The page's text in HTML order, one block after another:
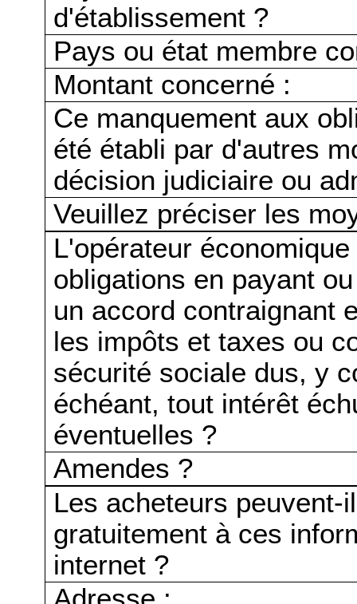
d'établissement ?
Pays ou état membre
Montant concerné :
Ce manquement aux
été établi par d'autres
décision judiciaire ou
Veuillez préciser les
L'opérateur
obligations en payant
un accord contraignant
les impôts et taxes ou
sécurité sociale dus, y
échéant, tout intérêt
éventuelles ?
Amendes ?
Les acheteurs peuvent-
gratuitement à ces
internet ?